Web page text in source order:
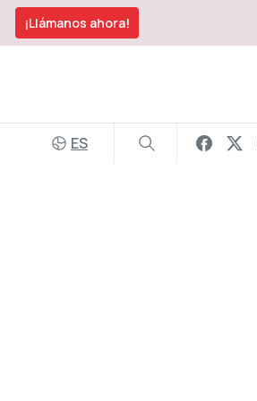
¡Llámanos ahora!
ES